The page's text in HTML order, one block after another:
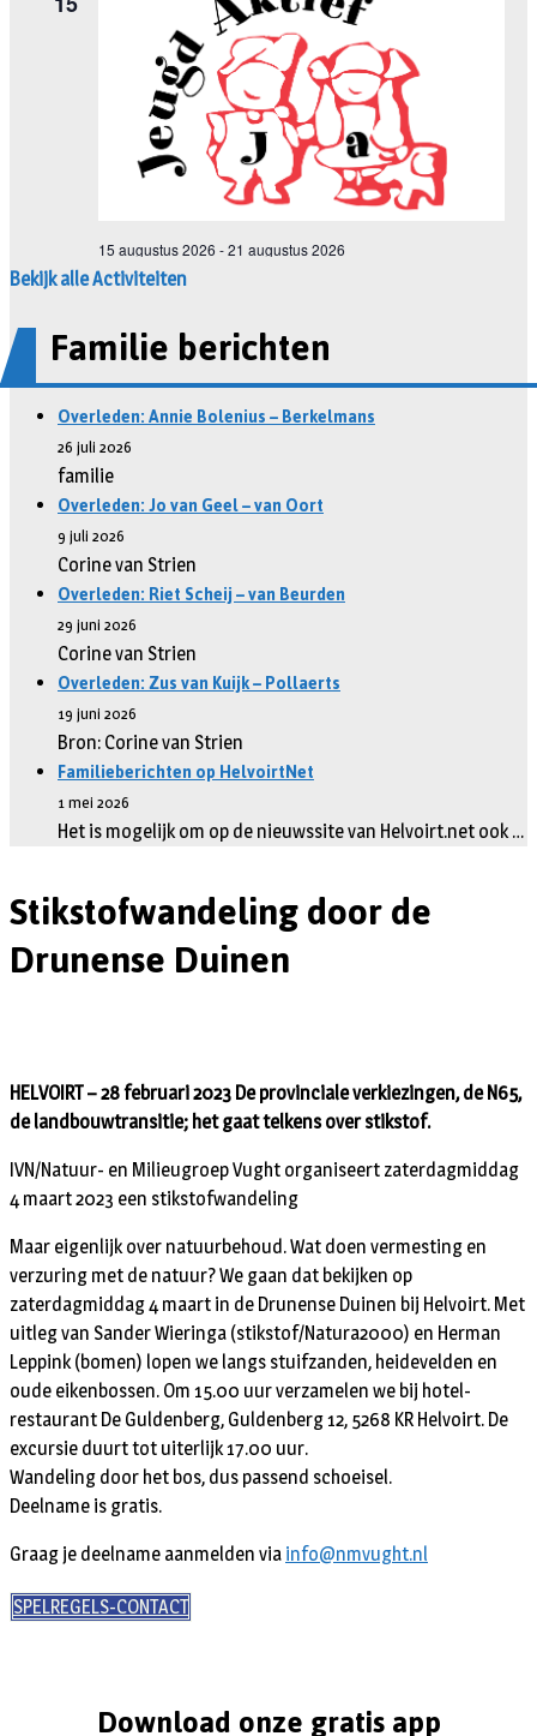
Bekijk alle Activiteiten
Familie berichten
Overleden: Annie Bolenius – Berkelmans
26 juli 2026
familie
Overleden: Jo van Geel – van Oort
9 juli 2026
Corine van Strien
Overleden: Riet Scheij – van Beurden
29 juni 2026
Corine van Strien
Overleden: Zus van Kuijk – Pollaerts
19 juni 2026
Bron: Corine van Strien
Familieberichten op HelvoirtNet
1 mei 2026
Het is mogelijk om op de nieuwssite van Helvoirt.net ook …
Stikstofwandeling door de
Drunense Duinen
HELVOIRT – 28 februari 2023 De provinciale verkiezingen, de N65,
de landbouwtransitie; het gaat telkens over stikstof.
IVN/Natuur- en Milieugroep Vught organiseert zaterdagmiddag
4 maart 2023 een stikstofwandeling
Maar eigenlijk over natuurbehoud. Wat doen vermesting en
verzuring met de natuur? We gaan dat bekijken op
zaterdagmiddag 4 maart in de Drunense Duinen bij Helvoirt. Met
uitleg van Sander Wieringa (stikstof/Natura2000) en Herman
Leppink (bomen) lopen we langs stuifzanden, heidevelden en
oude eikenbossen. Om 15.00 uur verzamelen we bij hotel-
restaurant De Guldenberg, Guldenberg 12, 5268 KR Helvoirt. De
excursie duurt tot uiterlijk 17.00 uur.
Wandeling door het bos, dus passend schoeisel.
Deelname is gratis.
Graag je deelname aanmelden via info@nmvught.nl
SPELREGELS-CONTACT
Download onze gratis app